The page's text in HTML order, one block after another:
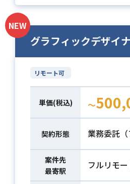
NEW
グラフィックデザイ
リモート可
単価(税込) 〜
契約形態 業務委託（
案件先
最寄駅
フルリモー